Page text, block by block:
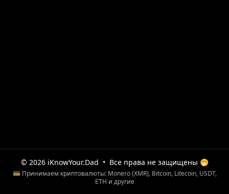
© 2026 iKnowYour.Dad • Все права не защищены 🤭
💳 Принимаем криптовалюты: Monero (XMR), Bitcoin, Litecoin, USDT,
ETH и другие